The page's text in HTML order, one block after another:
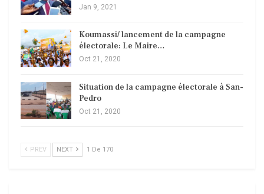
Jan 9, 2021
Koumassi/ lancement de la campagne
électorale: Le Maire…
Oct 21, 2020
Situation de la campagne électorale à San-
Pedro
Oct 21, 2020
PREV NEXT 1 De 170